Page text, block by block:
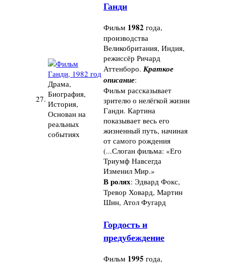
27.
Драма,
Биография,
История,
Основан на
реальных
событиях
Ганди
Фильм 1982 года,
производства
Великобритания, Индия,
режиссёр Ричард
Аттенборо. Краткое
описание:
Фильм рассказывает
зрителю о нелёгкой жизни
Ганди. Картина
показывает весь его
жизненный путь, начиная
от самого рождения
(...Слоган фильма: «Его
Триумф Навсегда
Изменил Мир.»
В ролях: Эдвард Фокс,
Тревор Ховард, Мартин
Шин, Атол Фугард
Гордость и
предубеждение
Фильм 1995 года,